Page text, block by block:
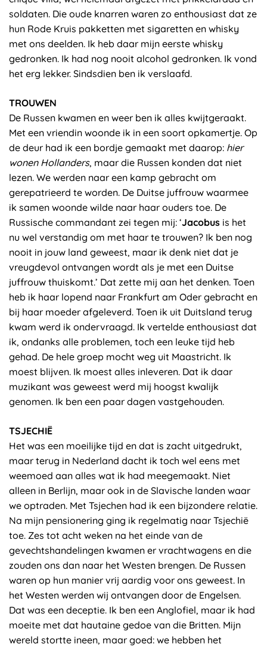
soldaten. Die oude knarren waren zo enthousiast dat ze
hun Rode Kruis pakketten met sigaretten en whisky
met ons deelden. Ik heb daar mijn eerste whisky
gedronken. Ik had nog nooit alcohol gedronken. Ik vond
het erg lekker. Sindsdien ben ik verslaafd.
TROUWEN
De Russen kwamen en weer ben ik alles kwijtgeraakt.
Met een vriendin woonde ik in een soort opkamertje. Op
de deur had ik een bordje gemaakt met daarop: hier
wonen Hollanders, maar die Russen konden dat niet
lezen. We werden naar een kamp gebracht om
gerepatrieerd te worden. De Duitse juffrouw waarmee
ik samen woonde wilde naar haar ouders toe. De
Russische commandant zei tegen mij: ‘Jacobus is het
nu wel verstandig om met haar te trouwen? Ik ben nog
nooit in jouw land geweest, maar ik denk niet dat je
vreugdevol ontvangen wordt als je met een Duitse
juffrouw thuiskomt.’ Dat zette mij aan het denken. Toen
heb ik haar lopend naar Frankfurt am Oder gebracht en
bij haar moeder afgeleverd. Toen ik uit Duitsland terug
kwam werd ik ondervraagd. Ik vertelde enthousiast dat
ik, ondanks alle problemen, toch een leuke tijd heb
gehad. De hele groep mocht weg uit Maastricht. Ik
moest blijven. Ik moest alles inleveren. Dat ik daar
muzikant was geweest werd mij hoogst kwalijk
genomen. Ik ben een paar dagen vastgehouden.
TSJECHIË
Het was een moeilijke tijd en dat is zacht uitgedrukt,
maar terug in Nederland dacht ik toch wel eens met
weemoed aan alles wat ik had meegemaakt. Niet
alleen in Berlijn, maar ook in de Slavische landen waar
we optraden. Met Tsjechen had ik een bijzondere relatie.
Na mijn pensionering ging ik regelmatig naar Tsjechië
toe. Zes tot acht weken na het einde van de
gevechtshandelingen kwamen er vrachtwagens en die
zouden ons dan naar het Westen brengen. De Russen
waren op hun manier vrij aardig voor ons geweest. In
het Westen werden wij ontvangen door de Engelsen.
Dat was een deceptie. Ik ben een Anglofiel, maar ik had
moeite met dat hautaine gedoe van die Britten. Mijn
wereld stortte ineen, maar goed: we hebben het